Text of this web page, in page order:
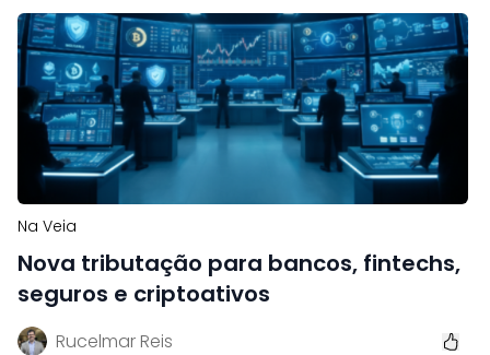
Na Veia
Nova tributação para bancos, fintechs,
seguros e criptoativos
Rucelmar Reis